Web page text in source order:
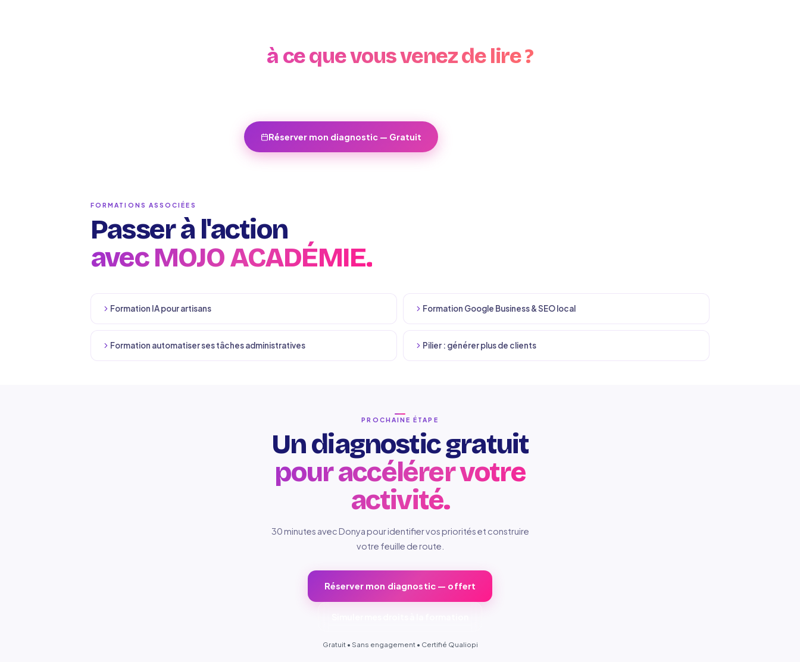
à ce que vous venez de lire ?
Réserver mon diagnostic — Gratuit
FORMATIONS ASSOCIÉES
Passer à l'action
avec MOJO ACADÉMIE.
Formation IA pour artisans Formation Google Business & SEO local
Formation automatiser ses tâches administratives Pilier : générer plus de clients
PROCHAINE ÉTAPE
Un diagnostic gratuit
pour accélérer votre
activité.
30 minutes avec Donya pour identifier vos priorités et construire
votre feuille de route.
Réserver mon diagnostic — offert
Gratuit • Sans engagement • Certifié Qualiopi